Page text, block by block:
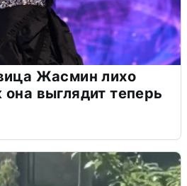
Жасмин лихо
выглядит теперь